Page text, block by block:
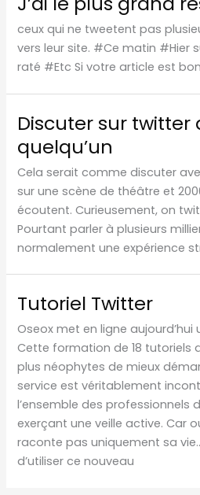
ceux qui ne tweetent pas
vers leur site. #Ce matin #Hier
raté #Etc Si votre article est
Discuter sur twitter
quelqu’un
Cela serait comme discuter
sur une scène de théâtre et
écoutent. Curieusement, on
Pourtant parler à plusieurs
normalement une expérience
Tutoriel Twitter
Oseox met en ligne
Cette formation de 18 tutoriels
plus néophytes de mieux
service est véritablement
l’ensemble des professionnels
exerçant une veille active. Car
raconte pas uniquement sa
d’utiliser ce nouveau